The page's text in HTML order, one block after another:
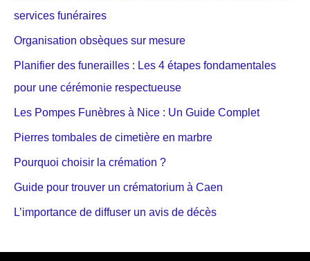
services funéraires
Organisation obsèques sur mesure
Planifier des funerailles : Les 4 étapes fondamentales
pour une cérémonie respectueuse
Les Pompes Funèbres à Nice : Un Guide Complet
Pierres tombales de cimetière en marbre
Pourquoi choisir la crémation ?
Guide pour trouver un crématorium à Caen
L’importance de diffuser un avis de décès